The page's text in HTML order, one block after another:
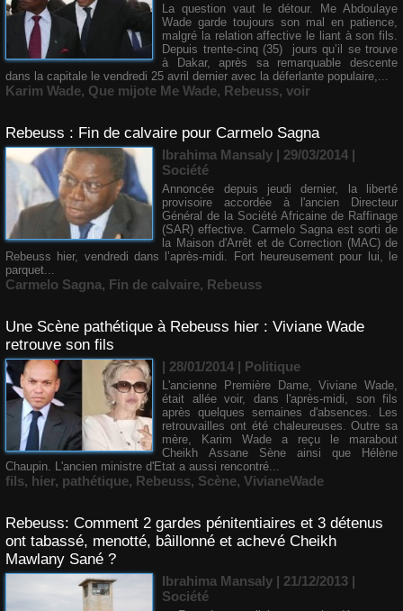
La question vaut le détour. Me Abdoulaye
Wade garde toujours son mal en patience,
malgré la relation affective le liant à son fils.
Depuis trente-cinq (35) jours qu’il se trouve
à Dakar, après sa remarquable descente
dans la capitale le vendredi 25 avril dernier avec la déferlante populaire,...
Karim Wade, Que mijote Me Wade, Rebeuss, voir
Rebeuss : Fin de calvaire pour Carmelo Sagna
Ibrahima Mansaly | 29/03/2014 |
Société
Annoncée depuis jeudi dernier, la liberté
provisoire accordée à l'ancien Directeur
Général de la Société Africaine de Raffinage
(SAR) effective. Carmelo Sagna est sorti de
la Maison d'Arrêt et de Correction (MAC) de
Rebeuss hier, vendredi dans l’après-midi. Fort heureusement pour lui, le
parquet...
Carmelo Sagna, Fin de calvaire, Rebeuss
Une Scène pathétique à Rebeuss hier : Viviane Wade
retrouve son fils
| 28/01/2014 | Politique
L'ancienne Première Dame, Viviane Wade,
était allée voir, dans l'après-midi, son fils
après quelques semaines d'absences. Les
retrouvailles ont été chaleureuses. Outre sa
mère, Karim Wade a reçu le marabout
Cheikh Assane Sène ainsi que Hélène
Chaupin. L'ancien ministre d'Etat a aussi rencontré...
fils, hier, pathétique, Rebeuss, Scène, VivianeWade
Rebeuss: Comment 2 gardes pénitentiaires et 3 détenus
ont tabassé, menotté, bâillonné et achevé Cheikh
Mawlany Sané ?
Ibrahima Mansaly | 21/12/2013 |
Société